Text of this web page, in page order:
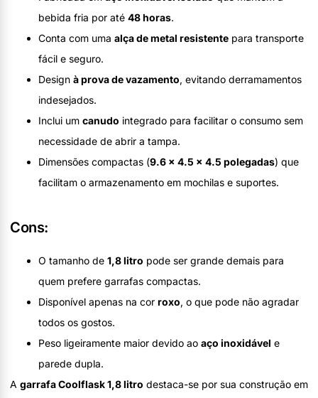
bebida fria por até 48 horas.
Conta com uma alça de metal resistente para transporte
fácil e seguro.
Design à prova de vazamento, evitando derramamentos
indesejados.
Inclui um canudo integrado para facilitar o consumo sem
necessidade de abrir a tampa.
Dimensões compactas (9.6 x 4.5 x 4.5 polegadas) que
facilitam o armazenamento em mochilas e suportes.
Cons:
O tamanho de 1,8 litro pode ser grande demais para
quem prefere garrafas compactas.
Disponível apenas na cor roxo, o que pode não agradar
todos os gostos.
Peso ligeiramente maior devido ao aço inoxidável e
parede dupla.
A garrafa Coolflask 1,8 litro destaca-se por sua construção em